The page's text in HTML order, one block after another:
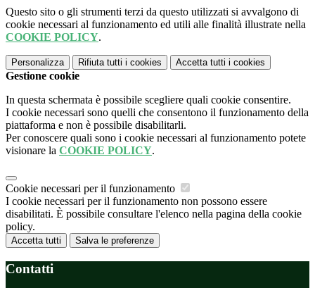
Questo sito o gli strumenti terzi da questo utilizzati si avvalgono di
cookie necessari al funzionamento ed utili alle finalità illustrate nella
COOKIE POLICY.
Personalizza Rifiuta tutti i cookies Accetta tutti i cookies
Gestione cookie
In questa schermata è possibile scegliere quali cookie consentire.
I cookie necessari sono quelli che consentono il funzionamento della
piattaforma e non è possibile disabilitarli.
Per conoscere quali sono i cookie necessari al funzionamento potete
visionare la COOKIE POLICY.
Cookie necessari per il funzionamento
I cookie necessari per il funzionamento non possono essere
disabilitati. È possibile consultare l'elenco nella pagina della cookie
policy.
Accetta tutti Salva le preferenze
Contatti